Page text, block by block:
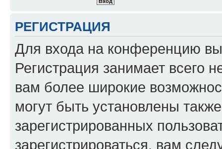
РЕГИСТРАЦИЯ
Для входа на конференцию
Регистрация занимает всего
вам более широкие
могут быть установлены
зарегистрированных
зарегистрироваться, вам